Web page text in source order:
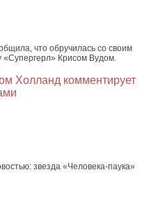
что обручилась со своим
«Супергерл» Крисом Вудом.
Холланд комментирует
звезда «Человека-паука»